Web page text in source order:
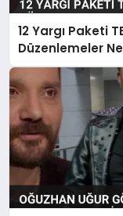
12 Yargı Paketi
Düzenlemeler